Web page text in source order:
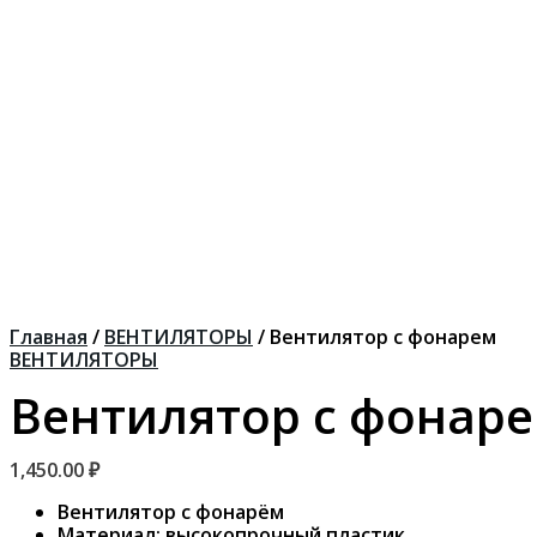
Главная / ВЕНТИЛЯТОРЫ / Вентилятор с фонарем
ВЕНТИЛЯТОРЫ
Вентилятор с
1,450.00₽
Вентилятор с фонарём